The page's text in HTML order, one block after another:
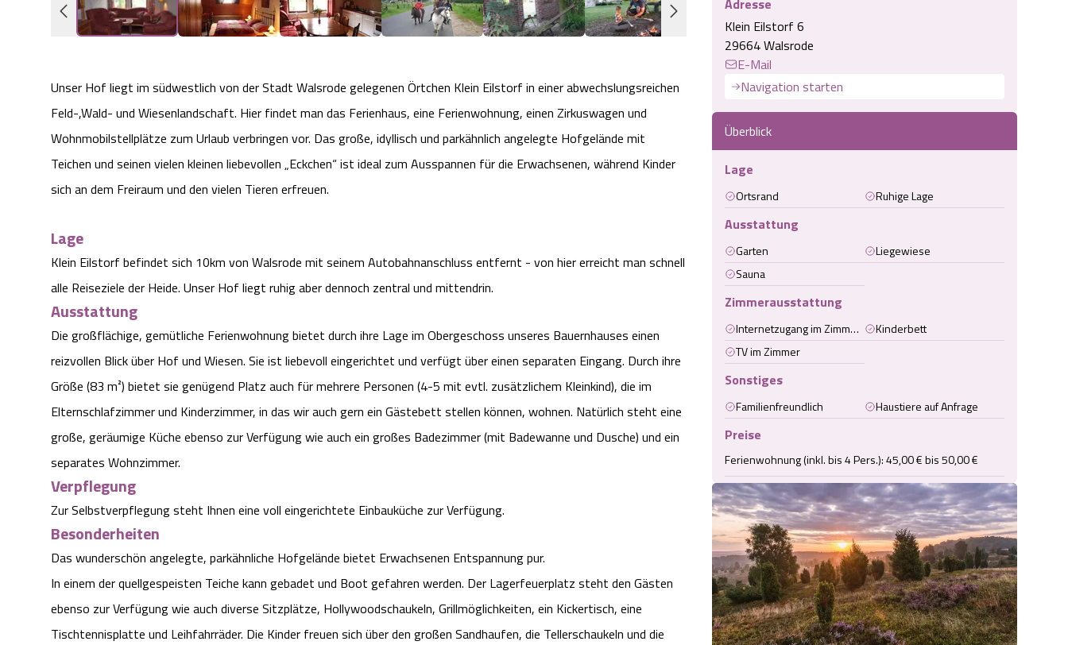
Unser Hof liegt im südwestlich von der Stadt Walsrode gelegenen Örtchen Klein Eilstorf in einer abwechslungsreichen
Feld-,Wald- und Wiesenlandschaft. Hier findet man das Ferienhaus, eine Ferienwohnung, einen Zirkuswagen und
Wohnmobilstellplätze zum Urlaub verbringen vor. Das große, idyllisch und parkähnlich angelegte Hofgelände mit
Teichen und seinen vielen kleinen liebevollen „Eckchen“ ist ideal zum Ausspannen für die Erwachsenen, während Kinder
sich an dem Freiraum und den vielen Tieren erfreuen.
Lage
Klein Eilstorf befindet sich 10km von Walsrode mit seinem Autobahnanschluss entfernt - von hier erreicht man schnell
alle Reiseziele der Heide. Unser Hof liegt ruhig aber dennoch zentral und mittendrin.
Ausstattung
Die großflächige, gemütliche Ferienwohnung bietet durch ihre Lage im Obergeschoss unseres Bauernhauses einen
reizvollen Blick über Hof und Wiesen. Sie ist liebevoll eingerichtet und verfügt über einen separaten Eingang. Durch ihre
Größe (83 m²) bietet sie genügend Platz auch für mehrere Personen (4-5 mit evtl. zusätzlichem Kleinkind), die im
Elternschlafzimmer und Kinderzimmer, in das wir auch gern ein Gästebett stellen können, wohnen. Natürlich steht eine
große, geräumige Küche ebenso zur Verfügung wie auch ein großes Badezimmer (mit Badewanne und Dusche) und ein
separates Wohnzimmer.
Verpflegung
Zur Selbstverpflegung steht Ihnen eine voll eingerichtete Einbauküche zur Verfügung.
Besonderheiten
Das wunderschön angelegte, parkähnliche Hofgelände bietet Erwachsenen Entspannung pur.
In einem der quellgespeisten Teiche kann gebadet und Boot gefahren werden. Der Lagerfeuerplatz steht den Gästen
ebenso zur Verfügung wie auch diverse Sitzplätze, Hollywoodschaukeln, Grillmöglichkeiten, ein Kickertisch, eine
Tischtennisplatte und Leihfahrräder. Die Kinder freuen sich über den großen Sandhaufen, die Tellerschaukeln und die
Adresse
Klein Eilstorf 6
29664 Walsrode
E-Mail
Navigation starten
Überblick
Lage
Ortsrand Ruhige Lage
Ausstattung
Garten
Liegewiese
Sauna
Zimmerausstattung
Internetzugang im Zimmer (kabelgebunden)
Kinderbett
TV im Zimmer
Sonstiges
Familienfreundlich Haustiere auf Anfrage
Preise
Ferienwohnung (inkl. bis 4 Pers.): 45,00 € bis 50,00 €